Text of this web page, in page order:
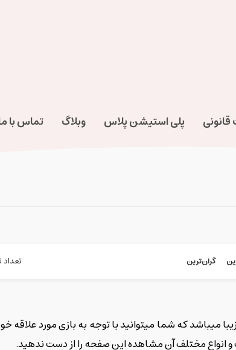
قانونی پلی استیشن پلاس وبلاگ تماس با
گران‌ترین
میباشد که شما میتوانید با توجه به بازی مورد علاقه
انواع مختلف آن مشاهده این صفحه را از دست ندهید.